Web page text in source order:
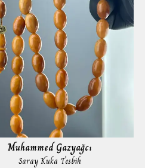
Muhammed Gazyağcı
Saray Kuka Tesbih